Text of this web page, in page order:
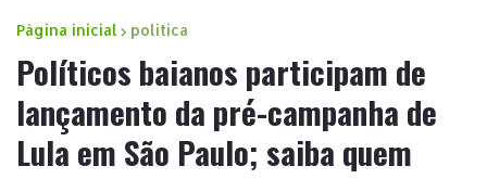
Página inicial politica
Políticos baianos participam de
lançamento da pré-campanha de
Lula em São Paulo; saiba quem